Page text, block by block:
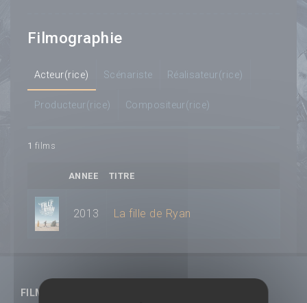
Filmographie
Acteur(rice) Scénariste Réalisateur(rice)
Producteur(rice) Compositeur(rice)
1 films
ANNEE TITRE
2013 La fille de Ryan
FILMS